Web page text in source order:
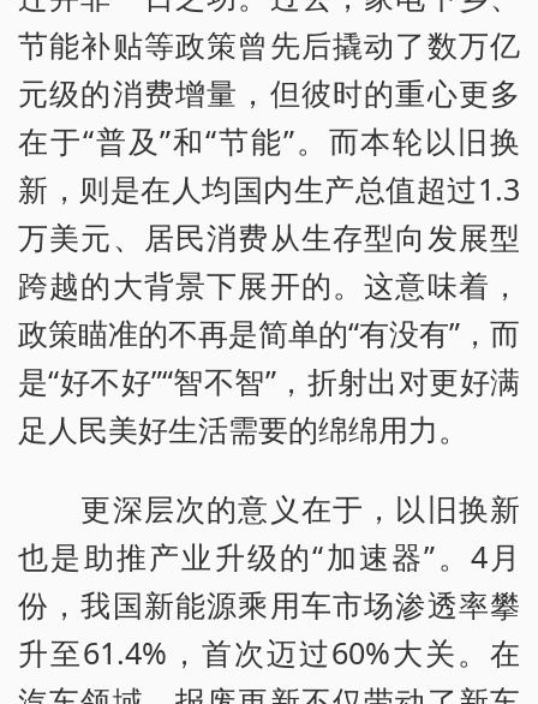
节能补贴等政策曾先后撬动了数万亿
元级的消费增量，但彼时的重心更多
在于“普及”和“节能”。而本轮以旧换
新，则是在人均国内生产总值超过1.3
万美元、居民消费从生存型向发展型
跨越的大背景下展开的。这意味着，
政策瞄准的不再是简单的“有没有”，而
是“好不好”“智不智”，折射出对更好满
足人民美好生活需要的绵绵用力。
更深层次的意义在于，以旧换新
也是助推产业升级的“加速器”。4月
份，我国新能源乘用车市场渗透率攀
升至61.4%，首次迈过60%大关。在